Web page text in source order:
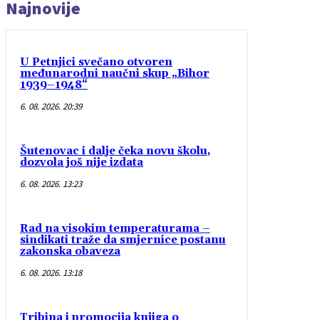
Najnovije
U Petnjici svečano otvoren
međunarodni naučni skup „Bihor
1939–1948“
6. 08. 2026. 20:39
Šutenovac i dalje čeka novu školu,
dozvola još nije izdata
6. 08. 2026. 13:23
Rad na visokim temperaturama –
sindikati traže da smjernice postanu
zakonska obaveza
6. 08. 2026. 13:18
Tribina i promocija knjiga o